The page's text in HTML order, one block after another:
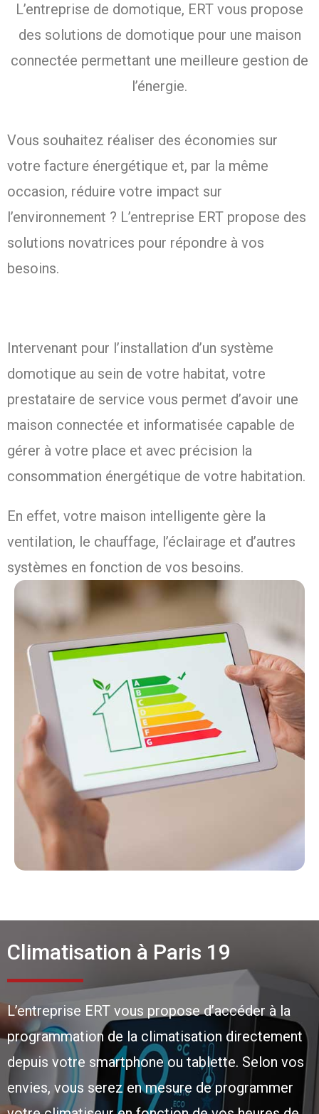
L’entreprise de domotique, ERT vous propose
des solutions de domotique pour une maison
connectée permettant une meilleure gestion de
l’énergie.
Vous souhaitez réaliser des économies sur
votre facture énergétique et, par la même
occasion, réduire votre impact sur
l’environnement ? L’entreprise ERT propose des
solutions novatrices pour répondre à vos
besoins.
Intervenant pour l’installation d’un système
domotique au sein de votre habitat, votre
prestataire de service vous permet d’avoir une
maison connectée et informatisée capable de
gérer à votre place et avec précision la
consommation énergétique de votre habitation.
En effet, votre maison intelligente gère la
ventilation, le chauffage, l’éclairage et d’autres
systèmes en fonction de vos besoins.
Climatisation à Paris 19
L’entreprise ERT vous propose d’accéder à la
programmation de la climatisation directement
depuis votre smartphone ou tablette. Selon vos
envies, vous serez en mesure de programmer